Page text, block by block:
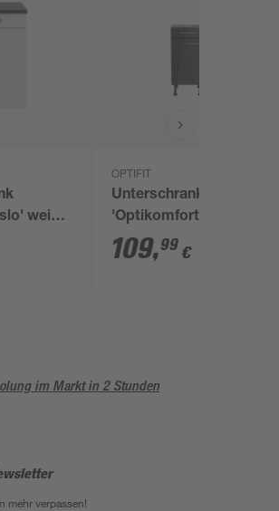
weiß
cm
OPTIFIT
Unterschrank
'Optikomfort
Jonte984'
anthrazit/eichefarben
109,99 €
im Markt in 2 Stunden
mehr verpassen!